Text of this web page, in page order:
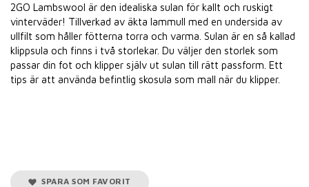
2GO Lambswool är den idealiska sulan för kallt och ruskigt
vinterväder! Tillverkad av äkta lammull med en undersida av
ullfilt som håller fötterna torra och varma. Sulan är en så kallad
klippsula och finns i två storlekar. Du väljer den storlek som
passar din fot och klipper själv ut sulan till rätt passform. Ett
tips är att använda befintlig skosula som mall när du klipper.
SPARA SOM FAVORIT